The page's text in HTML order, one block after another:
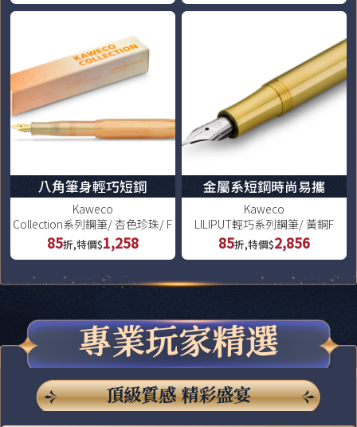
八角筆身輕巧短鋼
Kaweco
Collection系列鋼筆/ 杏色珍珠/ F
85折,特價$1,258
金屬系短鋼時尚易攜
Kaweco
LILIPUT輕巧系列鋼筆/ 黃銅F
85折,特價$2,856
專業玩家精選
頂級質感 精彩盛宴